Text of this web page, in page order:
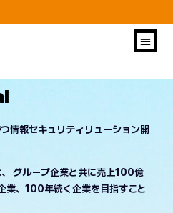
情報セキュリティリューション開
グループ企業と共に売上100億
業、100年続く企業を目指すこと